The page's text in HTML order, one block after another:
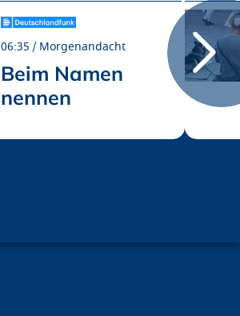
06:35 Morgenandacht
Beim Namen
nennen